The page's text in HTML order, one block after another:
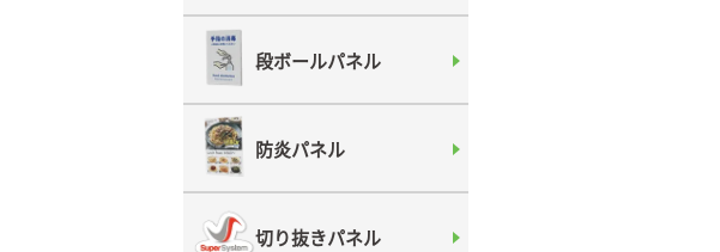
段ボールパネル
防炎パネル
切り抜きパネル